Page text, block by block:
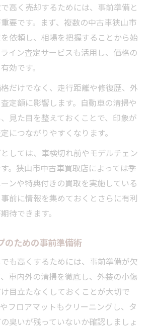
高く売却するためには、事前準備と
要です。まず、複数の中古車狭山市
依頼し、相場を把握することから始
イン査定サービスも活用し、価格の
効です。
だけでなく、走行距離や修復歴、外
定額に影響します。自動車の清掃や
見た目を整えておくことで、印象が
につながりやすくなります。
しては、車検切れ前やモデルチェン
。狭山市中古車買取店によっては季
ンや特典付きの買取を実施している
前に情報を集めておくとさらに有利
待できます。
のための事前準備術
も高くするためには、事前準備が欠
車内外の清掃を徹底し、外装の小傷
目立たなくしておくことが大切で
フロアマットもクリーニングし、タ
臭いが残っていないか確認しましょ